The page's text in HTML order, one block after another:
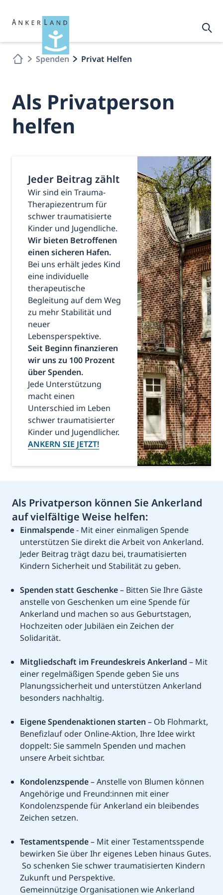
Spenden Privat Helfen
Als Privatperson
helfen
Jeder Beitrag zählt
Wir sind ein Trauma-
Therapiezentrum für
schwer traumatisierte
Kinder und Jugendliche.
Wir bieten Betroffenen
einen sicheren Hafen.
Bei uns erhält jedes Kind
eine individuelle
therapeutische
Begleitung auf dem Weg
zu mehr Stabilität und
neuer
Lebensperspektive.
Seit Beginn finanzieren
wir uns zu 100 Prozent
über Spenden.
Jede Unterstützung
macht einen
Unterschied im Leben
schwer traumatisierter
Kinder und Jugendlicher.
ANKERN SIE JETZT!
Als Privatperson können Sie Ankerland
auf vielfältige Weise helfen:
Einmalspende- Mit einer einmaligen Spende
unterstützen Sie direkt die Arbeit von Ankerland.
Jeder Beitrag trägt dazu bei, traumatisierten
Kindern Sicherheit und Stabilität zu geben.
Spenden statt Geschenke– Bitten Sie Ihre Gäste
anstelle von Geschenken um eine Spende für
Ankerland und machen so aus Geburtstagen,
Hochzeiten oder Jubiläen ein Zeichen der
Solidarität.
Mitgliedschaft im Freundeskreis Ankerland – Mit
einer regelmäßigen Spende geben Sie uns
Planungssicherheit und unterstützen Ankerland
besonders nachhaltig.
Eigene Spendenaktionen starten – Ob Flohmarkt,
Benefizlauf oder Online-Aktion, Ihre Idee wirkt
doppelt: Sie sammeln Spenden und machen
unsere Arbeit sichtbar.
Kondolenzspende– Anstelle von Blumen können
Angehörige und Freund:innen mit einer
Kondolenzspende für Ankerland ein bleibendes
Zeichen setzen.
Testamentspende– Mit einer Testamentsspende
bewirken Sie über Ihr eigenes Leben hinaus Gutes.
So schenken Sie schwer traumatisierten Kindern
Zukunft und Perspektive.
Gemeinnützige Organisationen wie Ankerland